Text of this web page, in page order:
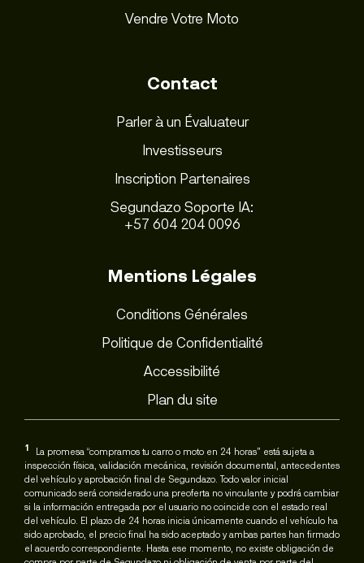
Vendre Votre Moto
Contact
Parler à un Évaluateur
Investisseurs
Inscription Partenaires
Segundazo Soporte IA:
+57 604 204 0096
Mentions Légales
Conditions Générales
Politique de Confidentialité
Accessibilité
Plan du site
1
La promesa “compramos tu carro o moto en 24 horas” está sujeta a
inspección física, validación mecánica, revisión documental, antecedentes
del vehículo y aprobación final de Segundazo. Todo valor inicial
comunicado será considerado una preoferta no vinculante y podrá cambiar
si la información entregada por el usuario no coincide con el estado real
del vehículo. El plazo de 24 horas inicia únicamente cuando el vehículo ha
sido aprobado, el precio final ha sido aceptado y ambas partes han firmado
el acuerdo correspondiente. Hasta ese momento, no existe obligación de